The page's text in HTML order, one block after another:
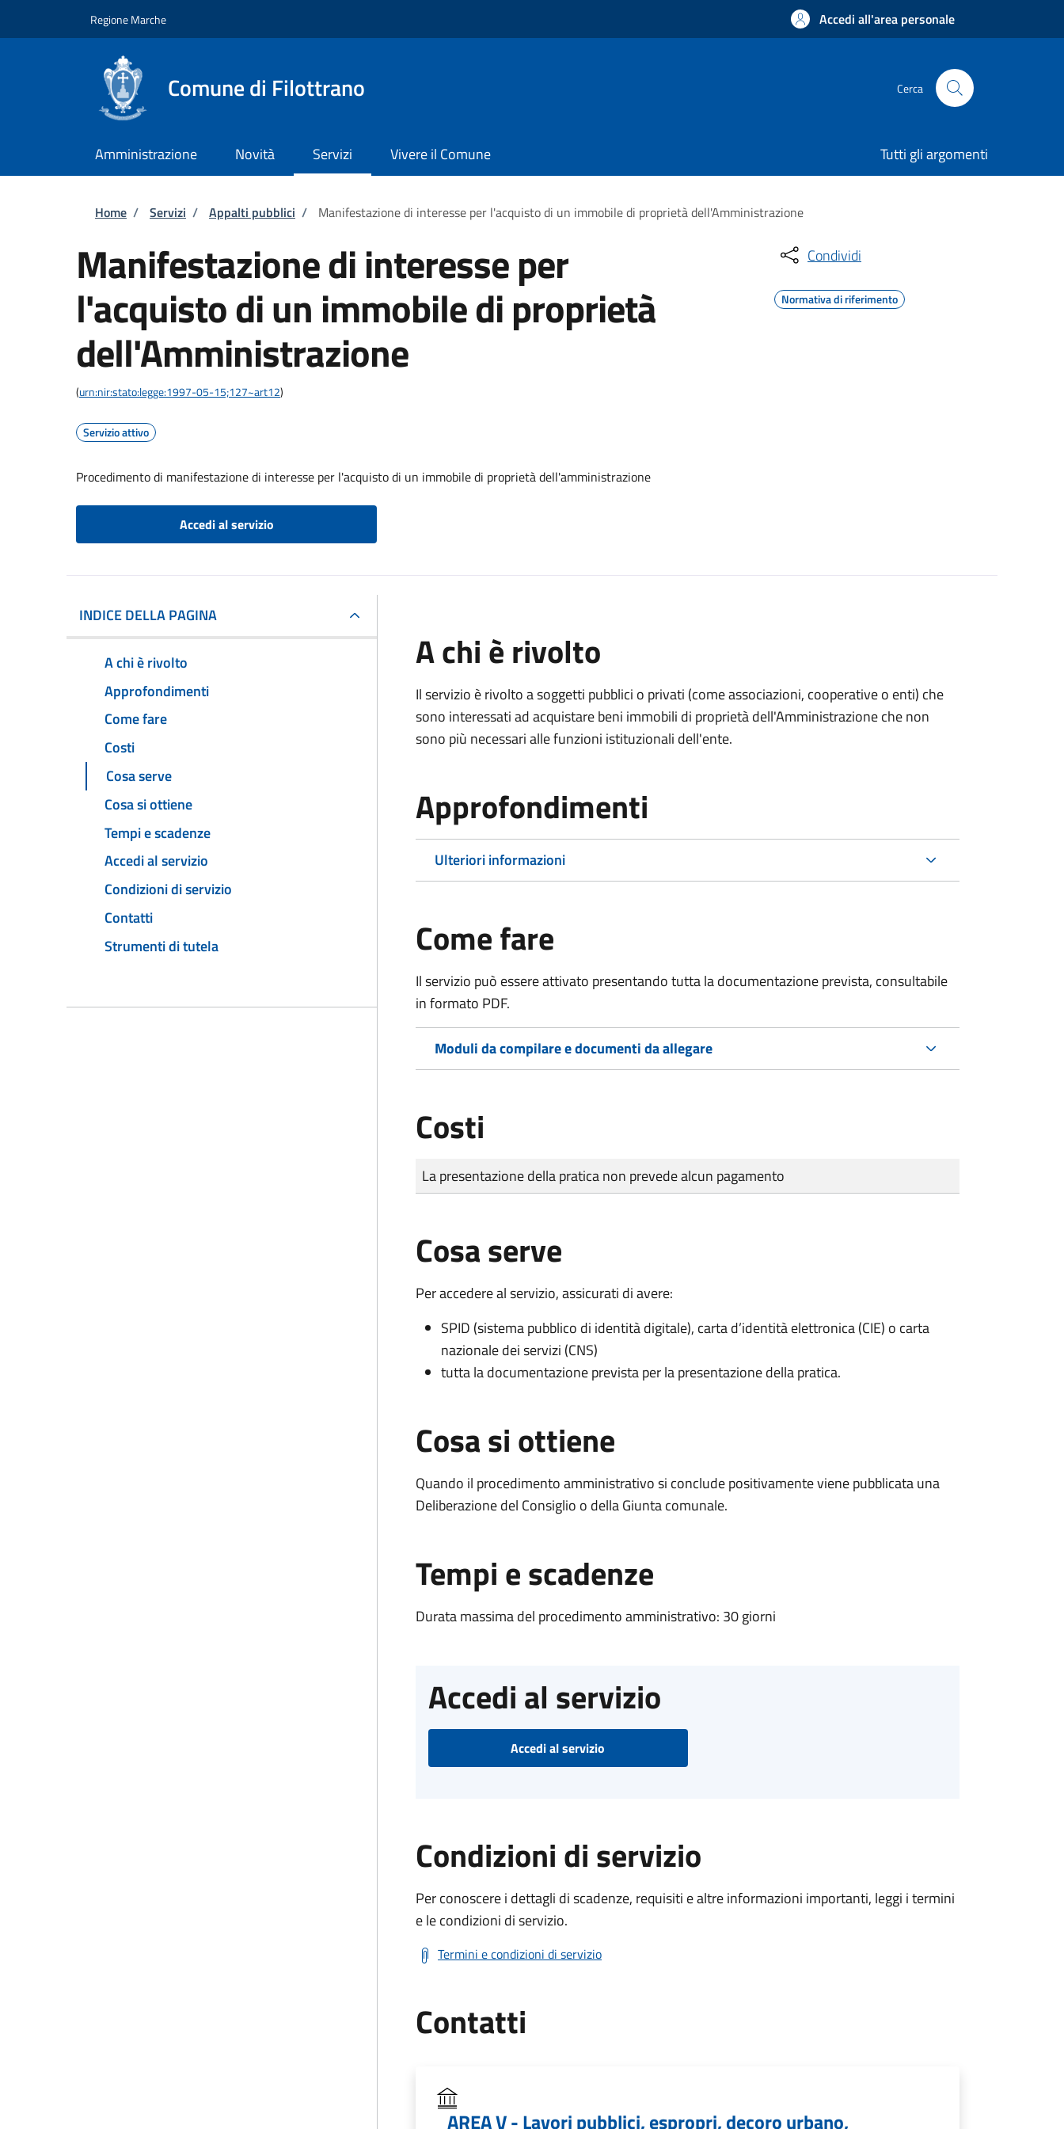
Regione Marche Accedi all'area personale
Comune di Filottrano Cerca
Amministrazione Novità Servizi Vivere il Comune Tutti gli argomenti
Briciole di pane
Home / Servizi / Appalti pubblici / Manifestazione di interesse per l'acquisto di un immobile di proprietà dell'Amministrazione
Manifestazione di interesse per
l'acquisto di un immobile di proprietà
dell'Amministrazione
(urn:nir:stato:legge:1997-05-15;127~art12)
Servizio attivo
Procedimento di manifestazione di interesse per l'acquisto di un immobile di proprietà dell'amministrazione
Accedi al servizio
Condividi
Normativa di riferimento
INDICE DELLA PAGINA
A chi è rivolto
Approfondimenti
Come fare
Costi
Cosa serve
Cosa si ottiene
Tempi e scadenze
Accedi al servizio
Condizioni di servizio
Contatti
Strumenti di tutela
A chi è rivolto
Il servizio è rivolto a soggetti pubblici o privati (come associazioni, cooperative o enti) che
sono interessati ad acquistare beni immobili di proprietà dell'Amministrazione che non
sono più necessari alle funzioni istituzionali dell'ente.
Approfondimenti
Ulteriori informazioni
Come fare
Il servizio può essere attivato presentando tutta la documentazione prevista, consultabile
in formato PDF.
Moduli da compilare e documenti da allegare
Costi
Tipo di pagamento
Importo
La presentazione della pratica non prevede alcun pagamento
Cosa serve
Per accedere al servizio, assicurati di avere:
SPID (sistema pubblico di identità digitale), carta d’identità elettronica (CIE) o carta
nazionale dei servizi (CNS)
tutta la documentazione prevista per la presentazione della pratica.
Cosa si ottiene
Quando il procedimento amministrativo si conclude positivamente viene pubblicata una
Deliberazione del Consiglio o della Giunta comunale.
Tempi e scadenze
Durata massima del procedimento amministrativo: 30 giorni
Accedi al servizio
Accedi al servizio
Condizioni di servizio
Per conoscere i dettagli di scadenze, requisiti e altre informazioni importanti, leggi i termini
e le condizioni di servizio.
Termini e condizioni di servizio
Contatti
AREA V - Lavori pubblici, espropri, decoro urbano,